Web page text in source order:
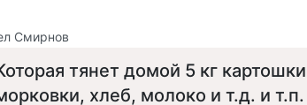
Смирнов
тянет домой 5 кг
хлеб, молоко и т.д. и т.п.